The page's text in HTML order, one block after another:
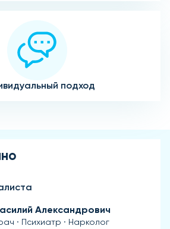
подход
Александрович
· Психиатр · Нарколог